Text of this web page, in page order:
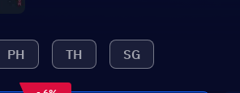
PH TH SG